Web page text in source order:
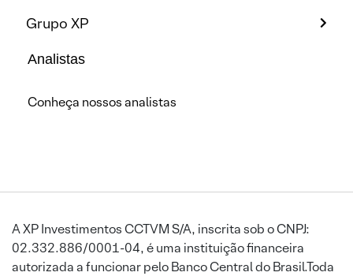
Grupo XP
Analistas
Conheça nossos analistas
A XP Investimentos CCTVM S/A, inscrita sob o CNPJ:
02.332.886/0001-04, é uma instituição financeira
autorizada a funcionar pelo Banco Central do Brasil.Toda